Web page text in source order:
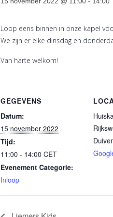
Loop eens binnen in onze kapel
We zijn er elke dinsdag en
Van harte welkom!
GEGEVENS
Datum:
15 november 2022
Tijd:
11:00 - 14:00 CET
Evenement Categorie:
Inloop